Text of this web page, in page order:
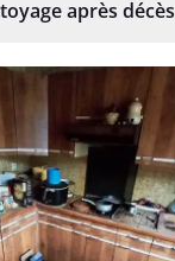
après décès